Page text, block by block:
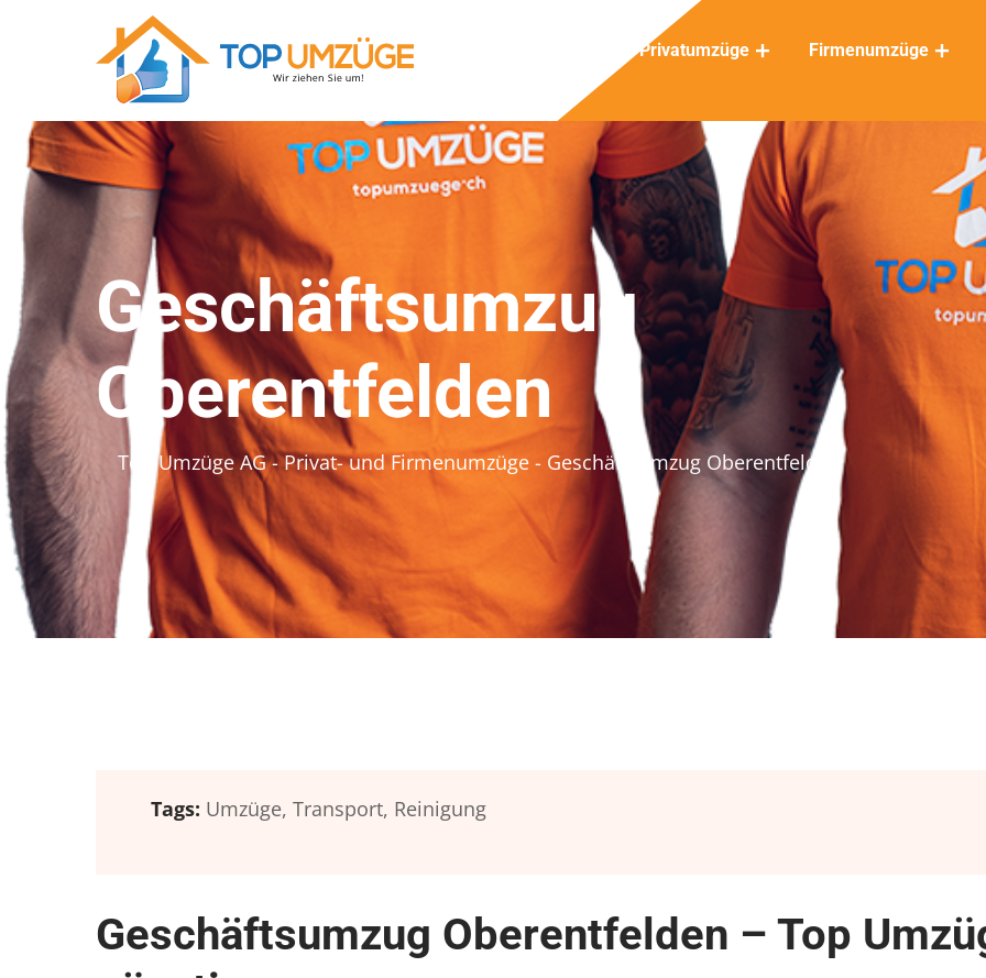
Privatumzüge Firmenumzüge
Geschäftsumzug
Oberentfelden
Top Umzüge AG - Privat- und Firmenumzüge - Geschäftsumzug Oberentfelden
Tags: Umzüge, Transport, Reinigung
Geschäftsumzug Oberentfelden – Top